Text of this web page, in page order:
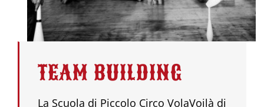
TEAM BUILDING
La Scuola di Piccolo Circo VolaVoilà di